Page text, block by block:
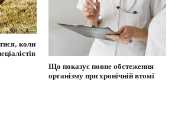
коли
Що показує повне обстеження
організму при хронічній втомі